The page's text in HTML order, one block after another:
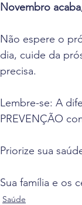
Novembro
Não espere o
dia, cuide da
precisa.
Lembre-se: A
PREVENÇÃO
Priorize sua
Sua família e os
Saúde